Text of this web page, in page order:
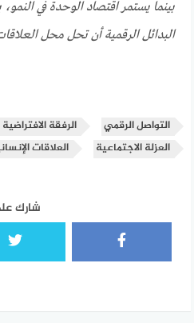
بينما يستمر اقتصاد الوحدة في
البدائل الرقمية أن تحل محل
التواصل الرقمي الرفقة الافتراضية
العزلة الاجتماعية
العلاقات
شارك